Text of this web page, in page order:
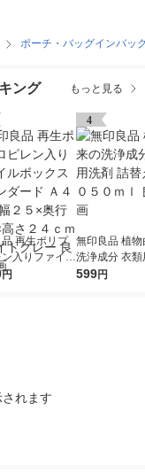
ポーチ・バッグインバッ
ング もっと見る
再生ポリプ
ン入りファイル
スタンダード
円
4
無印良品 植物
洗浄成分 衣類
詰替え用 １０
599円
れます